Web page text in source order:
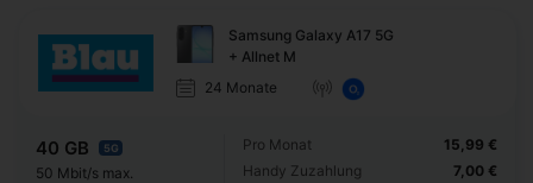
Samsung Galaxy A17 5G
+ Allnet M
24 Monate
40 GB 5G
50 Mbit/s max.
Pro Monat
Handy Zuzahlung
15,99 €
7,00 €